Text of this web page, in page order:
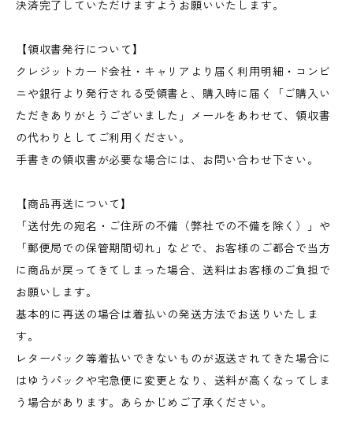
決済完了していただけますようお願いいたします。
【領収書発行について】
クレジットカード会社・キャリアより届く利用明細・コンビ
ニや銀行より発行される受領書と、購入時に届く「ご購入い
ただきありがとうございました」メールをあわせて、領収書
の代わりとしてご利用ください。
手書きの領収書が必要な場合には、お問い合わせ下さい。
【商品再送について】
「送付先の宛名・ご住所の不備（弊社での不備を除く）」や
「郵便局での保管期間切れ」などで、お客様のご都合で当方
に商品が戻ってきてしまった場合、送料はお客様のご負担で
お願いします。
基本的に再送の場合は着払いの発送方法でお送りいたしま
す。
レターパック等着払いできないものが返送されてきた場合に
はゆうパックや宅急便に変更となり、送料が高くなってしま
う場合があります。あらかじめご了承ください。